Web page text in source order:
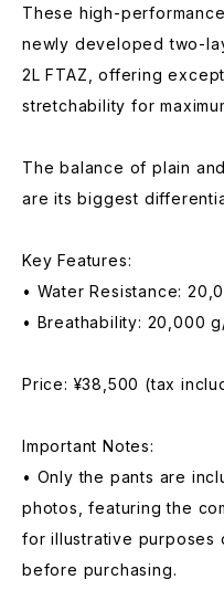
These high-
newly developed two-
2L FTAZ, offering
stretchability for
The balance of plain
are its biggest
Key Features:
• Water Resistance:
• Breathability: 20,000
Price: ¥38,500 (tax
Important Notes:
• Only the pants are
photos, featuring the
for illustrative purposes
before purchasing.